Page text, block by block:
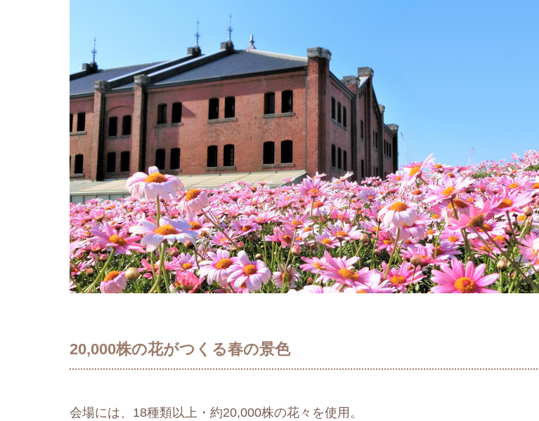
20,000株の花がつくる春の景色
会場には、18種類以上・約20,000株の花々を使用。